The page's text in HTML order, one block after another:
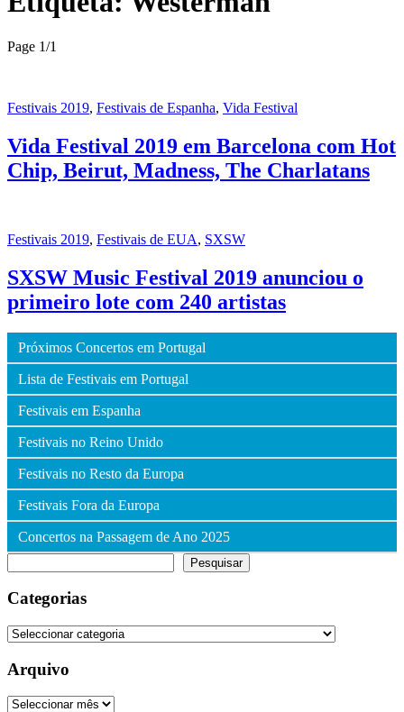
Page 1/1
Festivais 2019, Festivais de Espanha, Vida Festival
Vida Festival 2019 em Barcelona com Hot
Chip, Beirut, Madness, The Charlatans
Festivais 2019, Festivais de EUA, SXSW
SXSW Music Festival 2019 anunciou o
primeiro lote com 240 artistas
Próximos Concertos em Portugal
Lista de Festivais em Portugal
Festivais em Espanha
Festivais no Reino Unido
Festivais no Resto da Europa
Festivais Fora da Europa
Concertos na Passagem de Ano 2025
Pesquisar
Categorias
Categorias
Arquivo
Arquivo